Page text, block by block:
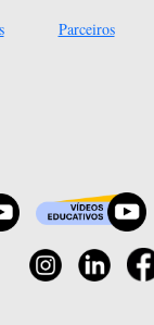
Parceiros